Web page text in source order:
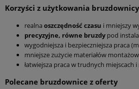
Korzyści z użytkowania bruzdownicy
realna oszczędność czasu i mniejszy
precyzyjne, równe bruzdypod
wygodniejsza i bezpieczniejsza praca
mniejsze zużycie materiałów
łatwiejsza praca w trudnych miejscach
Polecane bruzdownice z oferty